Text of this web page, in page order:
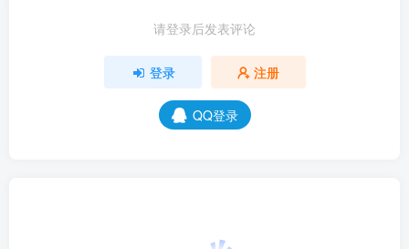
请登录后发表评论
登录 注册
QQ登录